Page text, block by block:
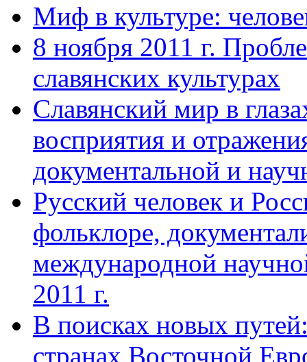
Миф в культуре:
8 ноября 2011 г.
славянских культурах
Славянский мир в
восприятия и
документальной и
Русский человек и
фольклоре,
международной
2011 г.
В поисках новых
странах Восточной